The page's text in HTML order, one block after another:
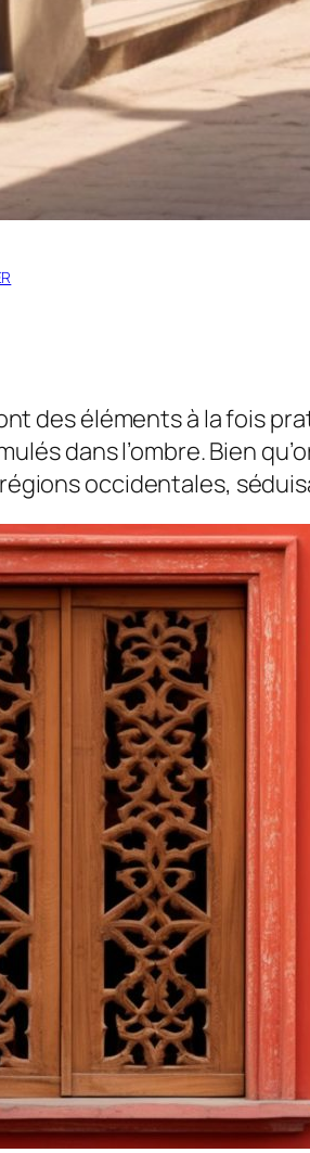
des éléments à la fois
dans l’ombre. Bien
occidentales,